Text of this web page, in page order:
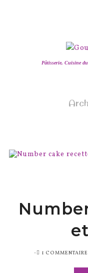
Pâtisserie, Cuisine
PUBLIÉ1 COMMENTAIRE